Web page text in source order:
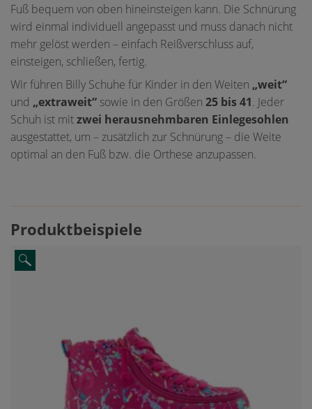
Fuß bequem von oben hineinsteigen kann. Die Schnürung
wird einmal individuell angepasst und muss danach nicht
mehr gelöst werden – einfach Reißverschluss auf,
einsteigen, schließen, fertig.
Wir führen Billy Schuhe für Kinder in den Weiten „weit“
und „extraweit“ sowie in den Größen 25 bis 41. Jeder
Schuh ist mitzwei herausnehmbaren Einlegesohlen
ausgestattet, um – zusätzlich zur Schnürung – die Weite
optimal an den Fuß bzw. die Orthese anzupassen.
Produktbeispiele